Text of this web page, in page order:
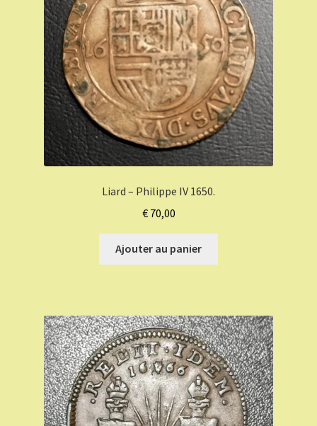
Liard – Philippe IV 1650.
€70,00
Ajouter au panier